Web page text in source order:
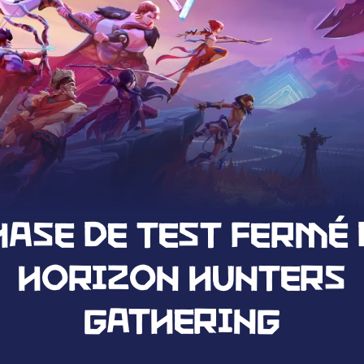
DE TEST FERMÉ
HORIZON HUNTERS
GATHERING